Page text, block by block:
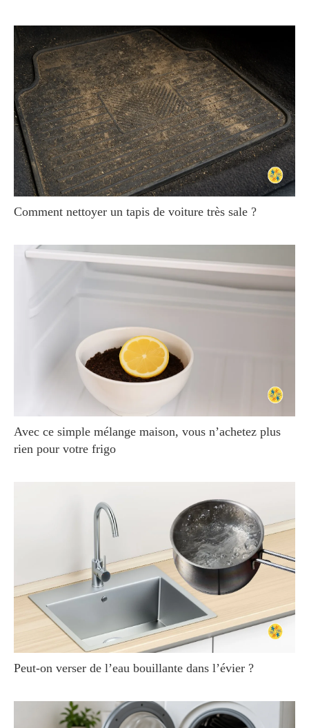
Comment nettoyer un tapis de voiture très sale ?
Avec ce simple mélange maison, vous n’achetez plus
rien pour votre frigo
Peut-on verser de l’eau bouillante dans l’évier ?